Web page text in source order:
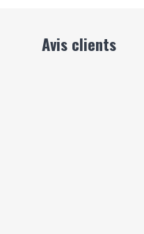
Avis clients